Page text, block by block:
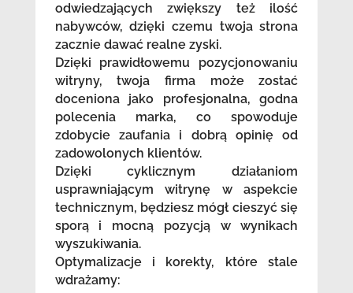
odwiedzających zwiększy też ilość
nabywców, dzięki czemu twoja strona
zacznie dawać realne zyski.
Dzięki prawidłowemu pozycjonowaniu
witryny, twoja firma może zostać
doceniona jako profesjonalna, godna
polecenia marka, co spowoduje
zdobycie zaufania i dobrą opinię od
zadowolonych klientów.
Dzięki cyklicznym działaniom
usprawniającym witrynę w aspekcie
technicznym, będziesz mógł cieszyć się
sporą i mocną pozycją w wynikach
wyszukiwania.
Optymalizacje i korekty, które stale
wdrażamy: